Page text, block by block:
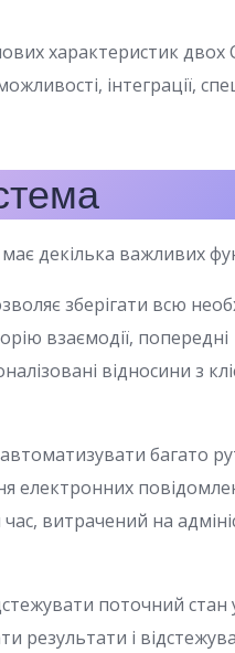
характеристик двох
інтеграції,
має декілька важливих
зберігати всю
взаємодії, попередні
відносини з
багато
електронних
витрачений на
поточний стан
результати і